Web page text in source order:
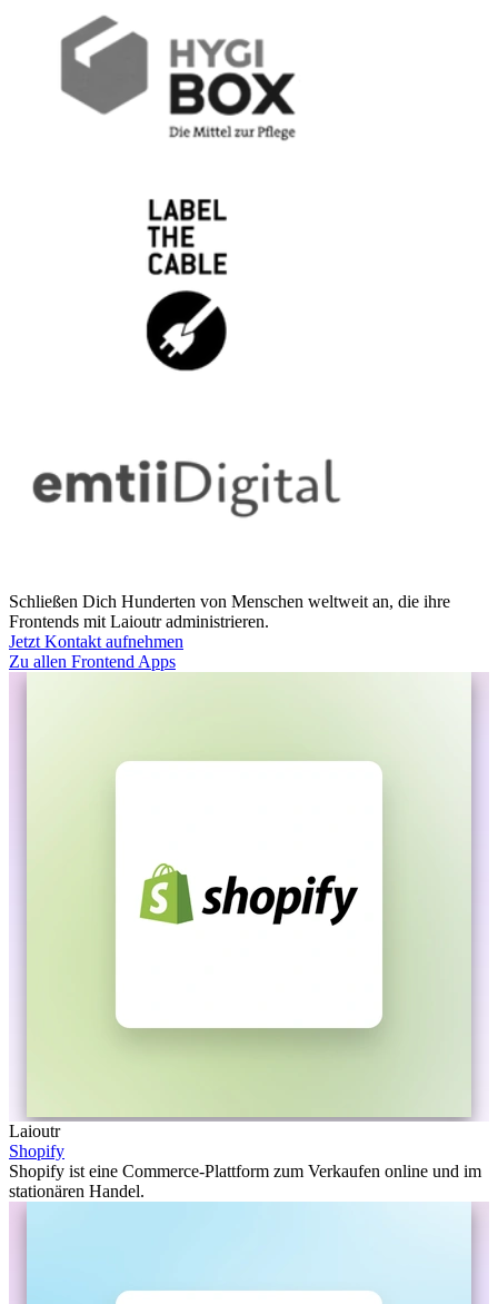
Schließen Dich Hunderten von Menschen weltweit an, die ihre
Frontends mit Laioutr administrieren.
Jetzt Kontakt aufnehmen
Zu allen Frontend Apps
Laioutr
Shopify
Shopify ist eine Commerce-Plattform zum Verkaufen online und im
stationären Handel.